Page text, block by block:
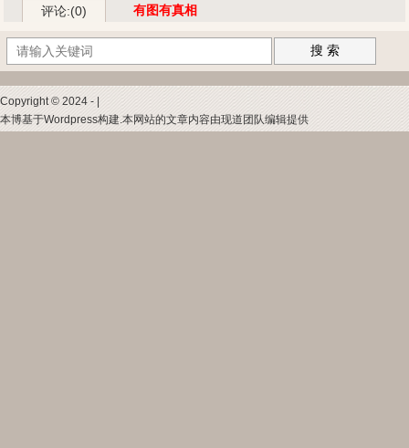
评论:(0) 有图有真相
搜 索
Copyright © 2024 - |
本博基于Wordpress构建.本网站的文章内容由现道团队编辑提供